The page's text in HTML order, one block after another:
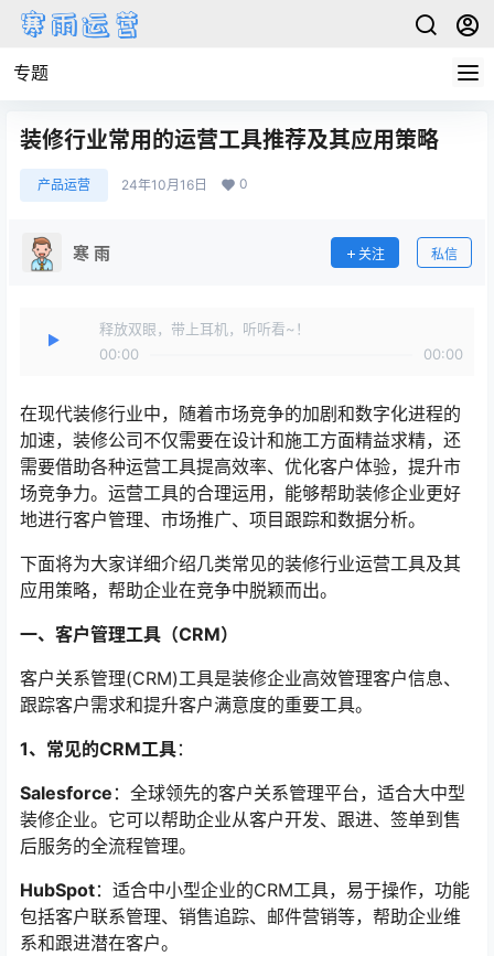
专题
装修行业常用的运营工具推荐及其应用策略
产品运营 24年10月16日 0
寒 雨 关注 私信
释放双眼，带上耳机，听听看~！
00:00
00:00
在现代装修行业中，随着市场竞争的加剧和数字化进程的
加速，装修公司不仅需要在设计和施工方面精益求精，还
需要借助各种运营工具提高效率、优化客户体验，提升市
场竞争力。运营工具的合理运用，能够帮助装修企业更好
地进行客户管理、市场推广、项目跟踪和数据分析。
下面将为大家详细介绍几类常见的装修行业运营工具及其
应用策略，帮助企业在竞争中脱颖而出。
一、客户管理工具（CRM）
客户关系管理(CRM)工具是装修企业高效管理客户信息、
跟踪客户需求和提升客户满意度的重要工具。
1、常见的CRM工具：
Salesforce ：全球领先的客户关系管理平台，适合大中型
装修企业。它可以帮助企业从客户开发、跟进、签单到售
后服务的全流程管理。
HubSpot：适合中小型企业的CRM工具，易于操作，功能
包括客户联系管理、销售追踪、邮件营销等，帮助企业维
系和跟进潜在客户。